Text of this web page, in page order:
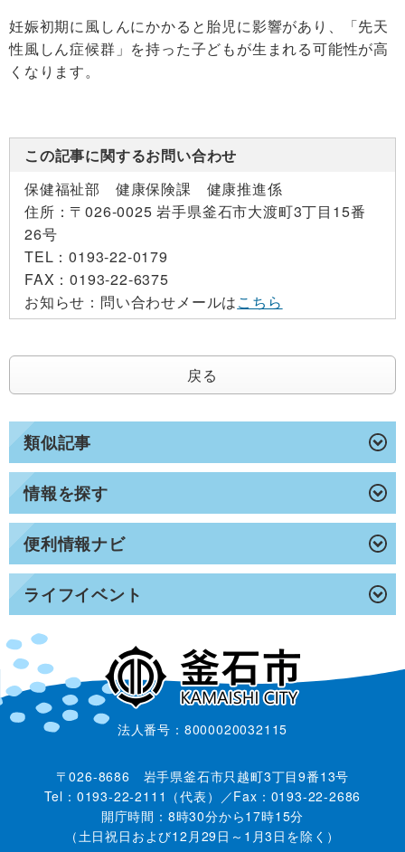
類似記事
情報を探す
便利情報ナビ
ライフイベント
妊娠初期に風しんにかかると胎児に影響があり、「先天
性風しん症候群」を持った子どもが生まれる可能性が高
くなります。
この記事に関するお問い合わせ
保健福祉部 健康保険課 健康推進係
住所： 〒026-0025 岩手県釜石市大渡町3丁目15番
26号
TEL：0193-22-0179
FAX：0193-22-6375
お知らせ： 問い合わせメールはこちら
戻る
法人番号：8000020032115
〒026-8686 岩手県釜石市只越町3丁目9番13号
Tel：0193-22-2111（代表）／Fax：0193-22-2686
開庁時間：8時30分から17時15分
（土日祝日および12月29日～1月3日を除く）